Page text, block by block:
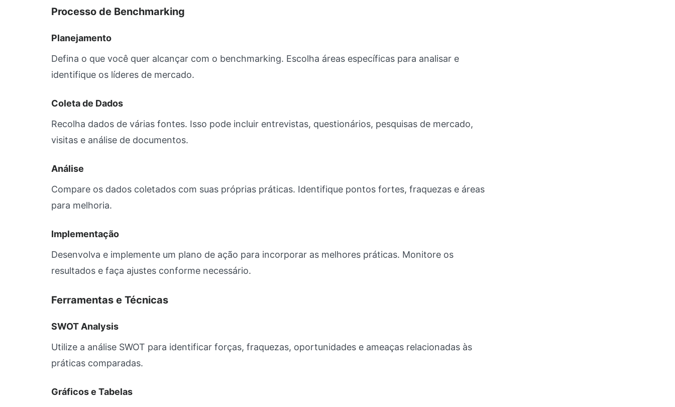
Processo de Benchmarking
Planejamento
Defina o que você quer alcançar com o benchmarking. Escolha áreas específicas para analisar e
identifique os líderes de mercado.
Coleta de Dados
Recolha dados de várias fontes. Isso pode incluir entrevistas, questionários, pesquisas de mercado,
visitas e análise de documentos.
Análise
Compare os dados coletados com suas próprias práticas. Identifique pontos fortes, fraquezas e áreas
para melhoria.
Implementação
Desenvolva e implemente um plano de ação para incorporar as melhores práticas. Monitore os
resultados e faça ajustes conforme necessário.
Ferramentas e Técnicas
SWOT Analysis
Utilize a análise SWOT para identificar forças, fraquezas, oportunidades e ameaças relacionadas às
práticas comparadas.
Gráficos e Tabelas